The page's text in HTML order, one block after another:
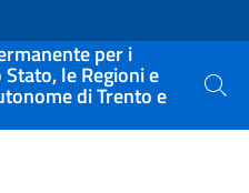
per i
le Regioni e
di Trento e Cerca